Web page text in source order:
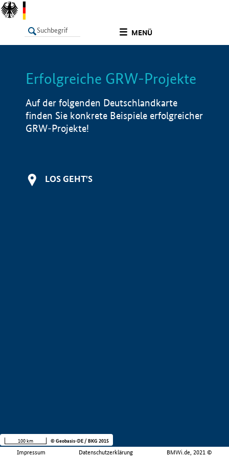
MENÜ
LISTE Info
Erfolgreiche GRW-Projekte
Auf der folgenden Deutschlandkarte
finden Sie konkrete Beispiele erfolgreicher
GRW-Projekte!
LOS GEHT'S
Impressum Datenschutzerklärung BMWi.de, 2021 ©
100 km © Geobasis-DE / BKG 2015